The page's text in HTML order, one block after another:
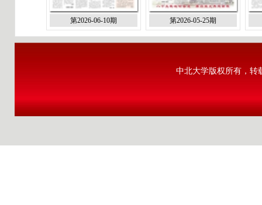
第2026-06-10期 第2026-05-25期
中北大学版权所有，转